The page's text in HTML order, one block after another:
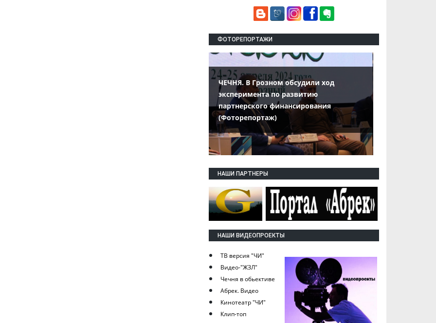
ФОТОРЕПОРТАЖИ
ЧЕЧНЯ. В Грозном обсудили ход
эксперимента по развитию
партнерского финансирования
(Фоторепортаж)
НАШИ ПАРТНЕРЫ
НАШИ ВИДЕОПРОЕКТЫ
ТВ версия "ЧИ"
Видео-"ЖЗЛ"
Чечня в обьективе
Абрек. Видео
Кинотеатр "ЧИ"
Клип-топ